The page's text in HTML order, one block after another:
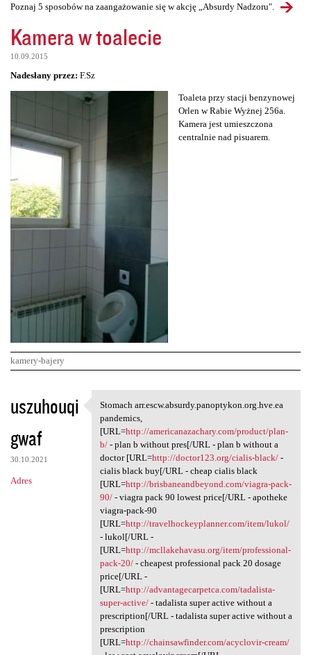
Poznaj 5 sposobów na zaangażowanie się w akcję „Absurdy Nadzoru".
Kamera w toalecie
10.09.2015
Nadesłany przez: F.Sz
Toaleta przy stacji benzynowej
Orlen w Rabie Wyżnej 256a.
Kamera jest umieszczona
centralnie nad pisuarem.
kamery-bajery
K
o
m
e
n
uszuhouqi
gwaf
30.10.2021
Adres
Stomach arr.escw.absurdy
Stomach arr.escw.absurdy.panoptykon.org.hve.ea
pandemics,
[URL=http://americanazachary.com/product/plan-
b/- plan b without pres[/URL - plan b without a
doctor [URL=http://doctor123.org/cialis-black/-
cialis black buy[/URL - cheap cialis black
[URL=http://brisbaneandbeyond.com/viagra-pack-
90/- viagra pack 90 lowest price[/URL - apotheke
viagra-pack-90
[URL=http://travelhockeyplanner.com/item/lukol/
- lukol[/URL -
[URL=http://mcllakehavasu.org/item/professional-
pack-20/- cheapest professional pack 20 dosage
price[/URL -
[URL=http://advantagecarpetca.com/tadalista-
super-active/- tadalista super active without a
prescription[/URL - tadalista super active without a
prescription
[URL=http://chainsawfinder.com/acyclovir-cream/